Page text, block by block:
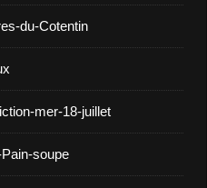
du-Cotentin
mer-18-juillet
soupe